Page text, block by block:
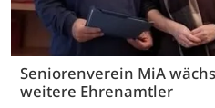
Seniorenverein MiA
weitere Ehrenamtler